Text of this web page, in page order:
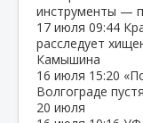
инструменты —
17 июля 09:44
расследует
Камышина
16 июля 15:20
Волгограде
20 июля